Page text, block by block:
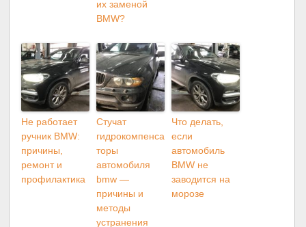
их заменой
BMW?
Не работает
ручник BMW:
причины,
ремонт и
профилактика
Стучат
гидрокомпенса
торы
автомобиля
bmw —
причины и
методы
устранения
Что делать,
если
автомобиль
BMW не
заводится на
морозе